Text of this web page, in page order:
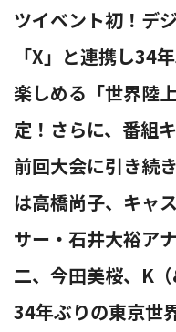
ツイベント初！デ
「X」と連携し34
楽しめる「世界陸
定！さらに、番組
前回大会に引き続
は高橋尚子、キャ
サー・石井大裕ア
二、今田美桜、K
34年ぶりの東京世